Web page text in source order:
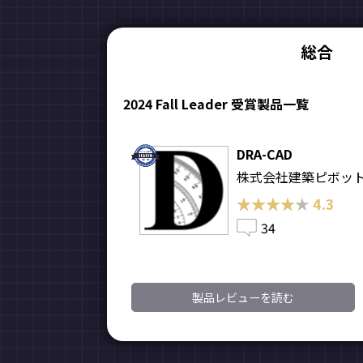
総合
2024 Fall Leader 受賞製品一覧
DRA-CAD
株式会社建築ピボッ
★★★★★
★★★★★4.3
34
製品レビューを読む